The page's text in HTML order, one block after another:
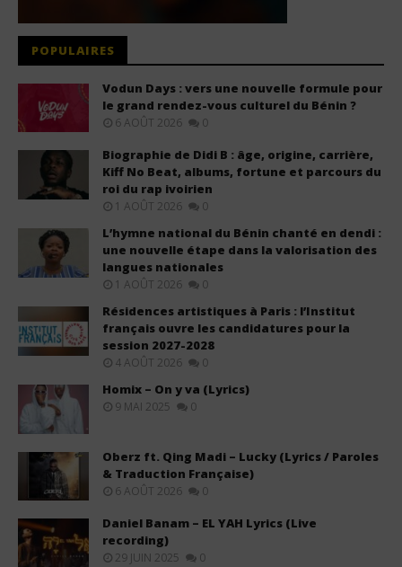
POPULAIRES
Vodun Days : vers une nouvelle formule pour
le grand rendez-vous culturel du Bénin ?
6 AOÛT 2026 0
Biographie de Didi B : âge, origine, carrière,
Kiff No Beat, albums, fortune et parcours du
roi du rap ivoirien
1 AOÛT 2026 0
L’hymne national du Bénin chanté en dendi :
une nouvelle étape dans la valorisation des
langues nationales
1 AOÛT 2026 0
Résidences artistiques à Paris : l’Institut
français ouvre les candidatures pour la
session 2027-2028
4 AOÛT 2026 0
Homix – On y va (Lyrics)
9 MAI 2025 0
Oberz ft. Qing Madi – Lucky (Lyrics / Paroles
& Traduction Française)
6 AOÛT 2026 0
Daniel Banam – EL YAH Lyrics (Live
recording)
29 JUIN 2025 0